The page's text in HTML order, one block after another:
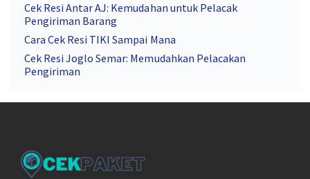
Cek Resi Antar AJ: Kemudahan untuk Pelacak
Pengiriman Barang
Cara Cek Resi TIKI Sampai Mana
Cek Resi Joglo Semar: Memudahkan Pelacakan
Pengiriman